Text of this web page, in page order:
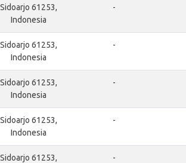
Sidoarjo 61253,
Indonesia
-
Sidoarjo 61253,
Indonesia
-
Sidoarjo 61253,
Indonesia
-
Sidoarjo 61253,
Indonesia
-
Sidoarjo 61253,
-